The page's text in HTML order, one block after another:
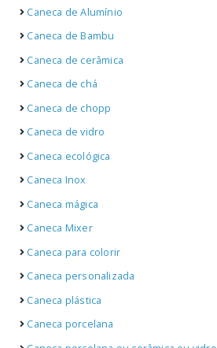
Caneca de Alumínio
Caneca de Bambu
Caneca de cerâmica
Caneca de chá
Caneca de chopp
Caneca de vidro
Caneca ecológica
Caneca Inox
Caneca mágica
Caneca Mixer
Caneca para colorir
Caneca personalizada
Caneca plástica
Caneca porcelana